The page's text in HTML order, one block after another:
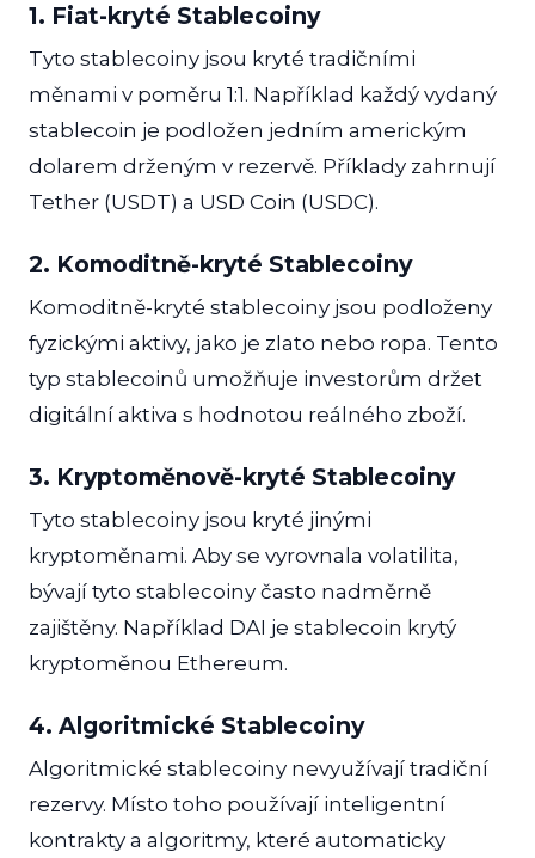
1. Fiat-kryté Stablecoiny
Tyto stablecoiny jsou kryté tradičními
měnami v poměru 1:1. Například každý vydaný
stablecoin je podložen jedním americkým
dolarem drženým v rezervě. Příklady zahrnují
Tether (USDT) a USD Coin (USDC).
2. Komoditně-kryté Stablecoiny
Komoditně-kryté stablecoiny jsou podloženy
fyzickými aktivy, jako je zlato nebo ropa. Tento
typ stablecoinů umožňuje investorům držet
digitální aktiva s hodnotou reálného zboží.
3. Kryptoměnově-kryté Stablecoiny
Tyto stablecoiny jsou kryté jinými
kryptoměnami. Aby se vyrovnala volatilita,
bývají tyto stablecoiny často nadměrně
zajištěny. Například DAI je stablecoin krytý
kryptoměnou Ethereum.
4. Algoritmické Stablecoiny
Algoritmické stablecoiny nevyužívají tradiční
rezervy. Místo toho používají inteligentní
kontrakty a algoritmy, které automaticky